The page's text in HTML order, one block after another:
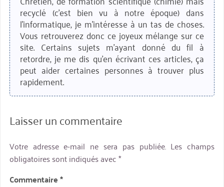
recyclé (c'est bien vu à notre époque) dans
l'informatique, je m'intéresse à un tas de choses.
Vous retrouverez donc ce joyeux mélange sur ce
site. Certains sujets m'ayant donné du fil à
retordre, je me dis qu'en écrivant ces articles, ça
peut aider certaines personnes à trouver plus
rapidement.
Laisser un commentaire
Votre adresse e-mail ne sera pas publiée. Les champs
obligatoires sont indiqués avec*
Commentaire*